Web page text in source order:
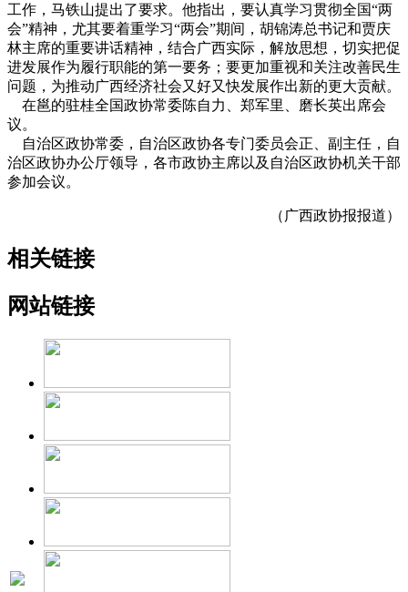
工作，马铁山提出了要求。他指出，要认真学习贯彻全国“两
会”精神，尤其要着重学习“两会”期间，胡锦涛总书记和贾庆
林主席的重要讲话精神，结合广西实际，解放思想，切实把促
进发展作为履行职能的第一要务；要更加重视和关注改善民生
问题，为推动广西经济社会又好又快发展作出新的更大贡献。
在邕的驻桂全国政协常委陈自力、郑军里、磨长英出席会
议。
自治区政协常委，自治区政协各专门委员会正、副主任，自
治区政协办公厅领导，各市政协主席以及自治区政协机关干部
参加会议。
（广西政协报报道）
相关链接
网站链接